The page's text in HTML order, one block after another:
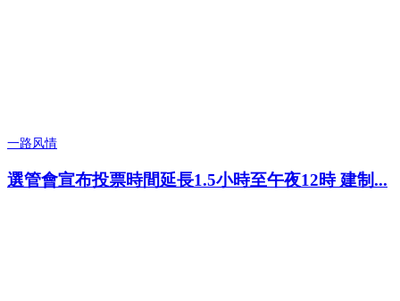
一路风情
選管會宣布投票時間延長1.5小時至午夜12時 建制...